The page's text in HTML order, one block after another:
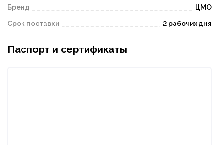
Бренд ЦМО
Срок поставки 2 рабочих дня
Паспорт и сертификаты